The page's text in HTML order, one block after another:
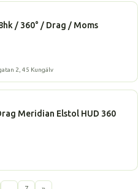
/ 360° / Drag / Moms
2, 45 Kungälv
Meridian Elstol HUD 360